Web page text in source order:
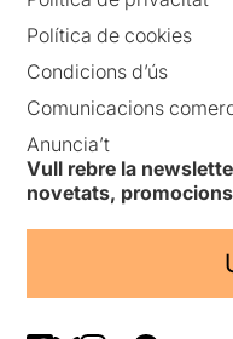
Política de cookies
Condicions d’ús
Comunicacions
Anuncia’t
Vull rebre la
novetats,